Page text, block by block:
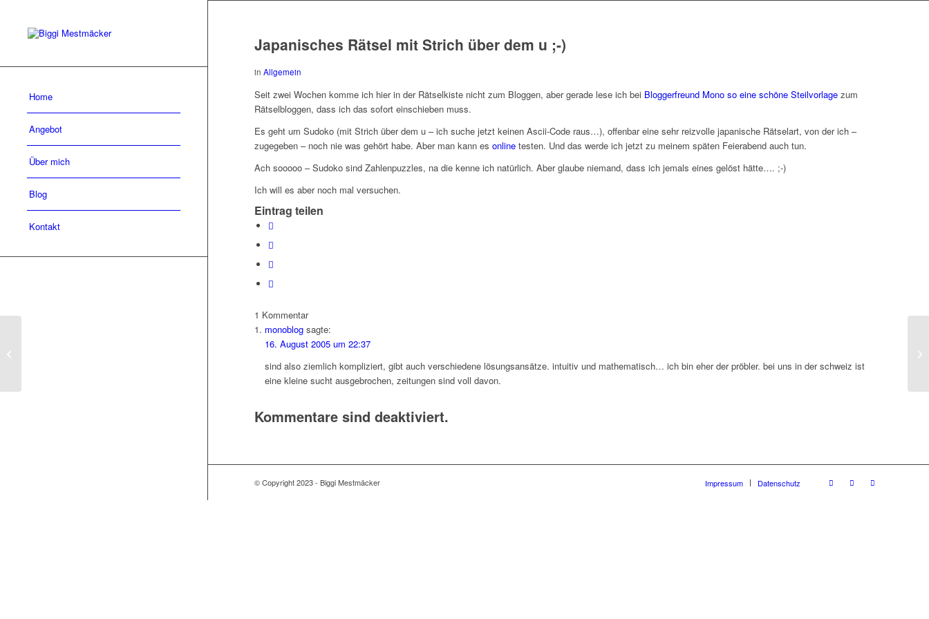
Home
Angebot
Über mich
Blog
Kontakt
Japanisches Rätsel mit Strich über dem u ;-)
in Allgemein
Seit zwei Wochen komme ich hier in der Rätselkiste nicht zum Bloggen, aber gerade lese ich bei Bloggerfreund Mono so eine schöne Steilvorlage zum
Rätselbloggen, dass ich das sofort einschieben muss.
Es geht um Sudoko (mit Strich über dem u – ich suche jetzt keinen Ascii-Code raus…), offenbar eine sehr reizvolle japanische Rätselart, von der ich –
zugegeben – noch nie was gehört habe. Aber man kann es online testen. Und das werde ich jetzt zu meinem späten Feierabend auch tun.
Ach sooooo – Sudoko sind Zahlenpuzzles, na die kenne ich natürlich. Aber glaube niemand, dass ich jemals eines gelöst hätte…. ;-)
Ich will es aber noch mal versuchen.
Eintrag teilen
1 Kommentar
monoblog sagte:
16. August 2005 um 22:37
sind also ziemlich kompliziert, gibt auch verschiedene lösungsansätze. intuitiv und mathematisch… ich bin eher der pröbler. bei uns in der schweiz ist
eine kleine sucht ausgebrochen, zeitungen sind voll davon.
Kommentare sind deaktiviert.
© Copyright 2023 - Biggi Mestmäcker Impressum Datenschutz